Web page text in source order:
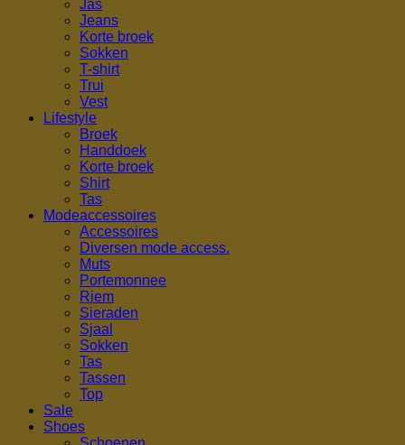
Jas
Jeans
Korte broek
Sokken
T-shirt
Trui
Vest
Lifestyle
Broek
Handdoek
Korte broek
Shirt
Tas
Modeaccessoires
Accessoires
Diversen mode access.
Muts
Portemonnee
Riem
Sieraden
Sjaal
Sokken
Tas
Tassen
Top
Sale
Shoes